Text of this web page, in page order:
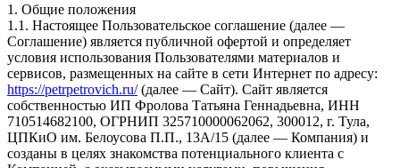
1. Общие положения
1.1. Настоящее Пользовательское соглашение (далее —
Соглашение) является публичной офертой и определяет
условия использования Пользователями материалов и
сервисов, размещенных на сайте в сети Интернет по адресу:
https://petrpetrovich.ru/(далее — Сайт). Сайт является
собственностью ИП Фролова Татьяна Геннадьевна, ИНН
710514682100, ОГРНИП 325710000062062, 300012, г. Тула,
ЦПКиО им. Белоусова П.П., 13А/15 (далее — Компания) и
созданы в целях знакомства потенциального клиента с